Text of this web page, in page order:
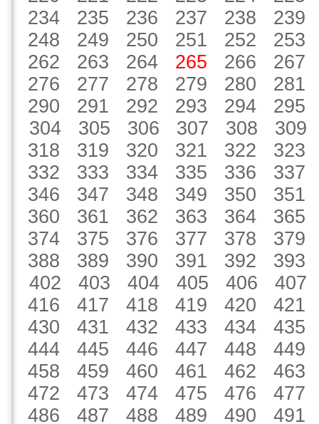
234
235 236 237 238
239
248
249 250 251 252
253
262
263 264 265 266
267
276
277 278 279 280
281
290
291 292 293 294
295
304
305 306 307 308
309
318
319 320 321 322
323
332
333 334 335 336
337
346
347 348 349 350
351
360
361 362 363 364
365
374
375 376 377 378
379
388
389 390 391 392
393
402
403 404 405 406
407
416
417 418 419 420
421
430
431 432 433 434
435
444
445 446 447 448
449
458
459 460 461 462
463
472
473 474 475 476
477
486
487 488 489 490
491